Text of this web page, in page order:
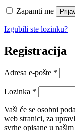
Zapamti me
Izgubili ste lozinku?
Registracija
Adresa e-pošte *
Lozinka *
Vaši će se osobni
web stranici, za
svrhe opisane u našim